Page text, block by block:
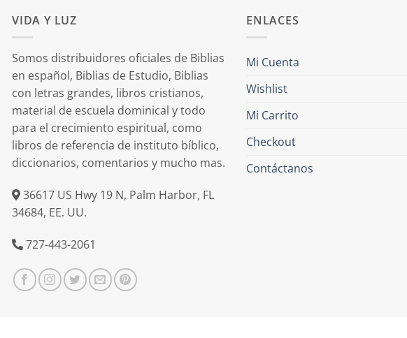
VIDA Y LUZ
Somos distribuidores oficiales de Biblias
en español, Biblias de Estudio, Biblias
con letras grandes, libros cristianos,
material de escuela dominical y todo
para el crecimiento espiritual, como
libros de referencia de instituto bíblico,
diccionarios, comentarios y mucho mas.
36617 US Hwy 19 N, Palm Harbor, FL
34684, EE. UU.
727-443-2061
ENLACES
Mi Cuenta
Wishlist
Mi Carrito
Checkout
Contáctanos